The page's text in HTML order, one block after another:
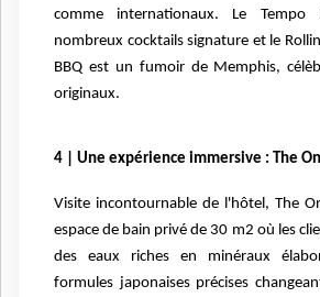
comme internationaux. Le
nombreux cocktails signature et le
BBQ est un fumoir de Memphis,
originaux.
4 | Une expérience immersive : The
Visite incontournable de l'hôtel, The
espace de bain privé de 30 m2 où les
des eaux riches en minéraux
formules japonaises précises